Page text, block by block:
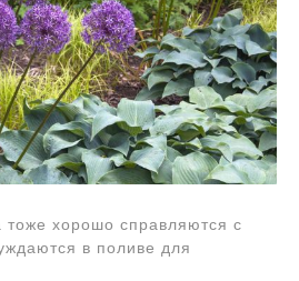
тоже хорошо справляются с
в поливе для